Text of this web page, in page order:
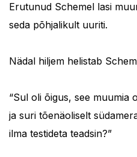
Erutunud Schemel lasi
seda põhjalikult uuriti.
Nädal hiljem helistab
“Sul oli õigus, see muumia
ja suri tõenäoliselt
ilma testideta teadsin?”